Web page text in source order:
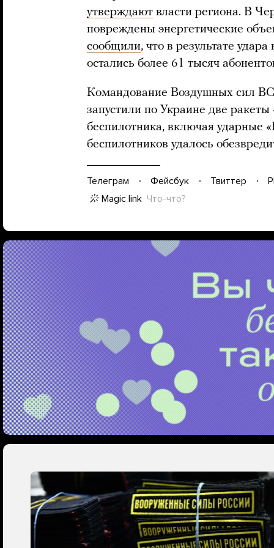
утверждают власти региона. В
повреждены энергетические
сообщили, что в результате
остались более 61 тысяч
Командование Воздушных сил
запустили по Украине две
беспилотника, включая ударные
беспилотников удалось
Телеграм Фейсбук Твиттер
Magic link Что-что?